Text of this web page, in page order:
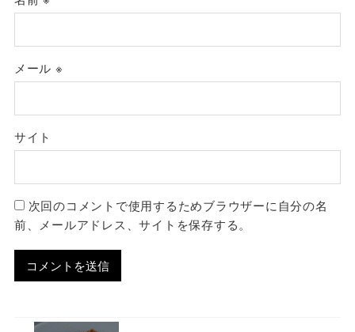
メール ※
サイト
次回のコメントで使用するためブラウザーに自分の名
前、メールアドレス、サイトを保存する。